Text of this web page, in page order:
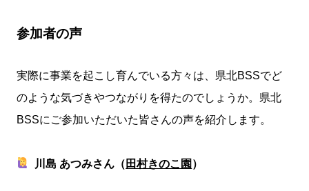
参加者の声
実際に事業を起こし育んでいる方々は、県北BSSでど
のような気づきやつながりを得たのでしょうか。県北
BSSにご参加いただいた皆さんの声を紹介します。
川島 あつみさん（ 田村きのこ園 ）